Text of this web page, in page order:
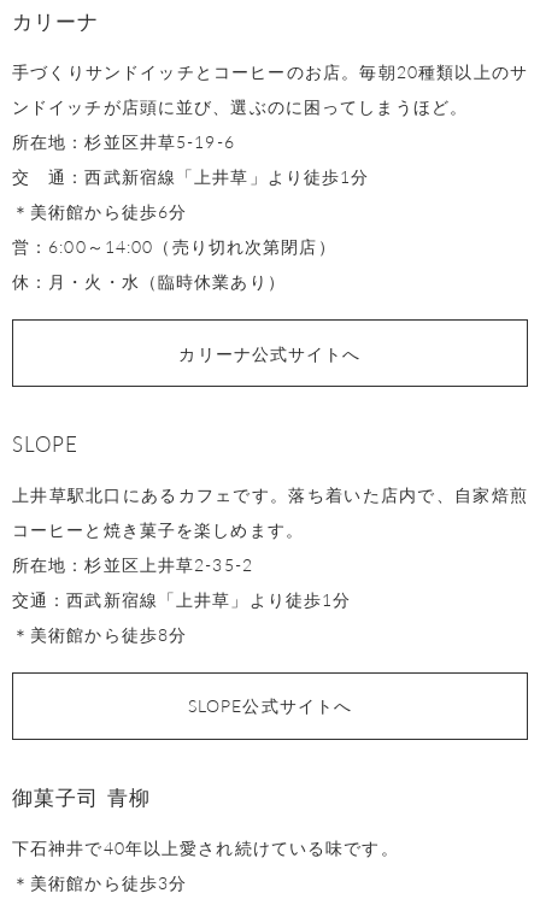
カリーナ
手づくりサンドイッチとコーヒーのお店。毎朝20種類以上のサ
ンドイッチが店頭に並び、選ぶのに困ってしまうほど。
所在地：杉並区井草5-19-6
交 通：西武新宿線「上井草」より徒歩1分
＊美術館から徒歩6分
営：6:00～14:00（売り切れ次第閉店）
休：月・火・水（臨時休業あり）
カリーナ公式サイトへ
SLOPE
上井草駅北口にあるカフェです。落ち着いた店内で、自家焙煎
コーヒーと焼き菓子を楽しめます。
所在地：杉並区上井草2-35-2
交通：西武新宿線「上井草」より徒歩1分
＊美術館から徒歩8分
SLOPE公式サイトへ
御菓子司 青柳
下石神井で40年以上愛され続けている味です。
＊美術館から徒歩3分